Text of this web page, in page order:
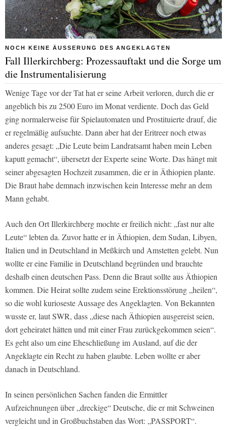
NOCH KEINE ÄUSSERUNG DES ANGEKLAGTEN
Fall Illerkirchberg: Prozessauftakt und die Sorge um
die Instrumentalisierung
Wenige Tage vor der Tat hat er seine Arbeit verloren, durch die er
angeblich bis zu 2500 Euro im Monat verdiente. Doch das Geld
ging normalerweise für Spielautomaten und Prostituierte drauf, die
er regelmäßig aufsuchte. Dann aber hat der Eritreer noch etwas
anderes gesagt: „Die Leute beim Landratsamt haben mein Leben
kaputt gemacht“, übersetzt der Experte seine Worte. Das hängt mit
seiner abgesagten Hochzeit zusammen, die er in Äthiopien plante.
Die Braut habe demnach inzwischen kein Interesse mehr an dem
Mann gehabt.
Auch den Ort Illerkirchberg mochte er freilich nicht: „fast nur alte
Leute“ lebten da. Zuvor hatte er in Äthiopien, dem Sudan, Libyen,
Italien und in Deutschland in Meßkirch und Amstetten gelebt. Nun
wollte er eine Familie in Deutschland begründen und brauchte
deshalb einen deutschen Pass. Denn die Braut sollte aus Äthiopien
kommen. Die Heirat sollte zudem seine Erektionsstörung „heilen“,
so die wohl kurioseste Aussage des Angeklagten. Von Bekannten
wusste er, laut SWR, dass „diese nach Äthiopien ausgereist seien,
dort geheiratet hätten und mit einer Frau zurückgekommen seien“.
Es geht also um eine Eheschließung im Ausland, auf die der
Angeklagte ein Recht zu haben glaubte. Leben wollte er aber
danach in Deutschland.
In seinen persönlichen Sachen fanden die Ermittler
Aufzeichnungen über „dreckige“ Deutsche, die er mit Schweinen
vergleicht und in Großbuchstaben das Wort: „PASSPORT“.